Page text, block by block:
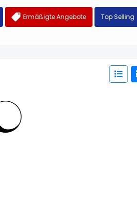
Ermäßigte Angebote Top Selling